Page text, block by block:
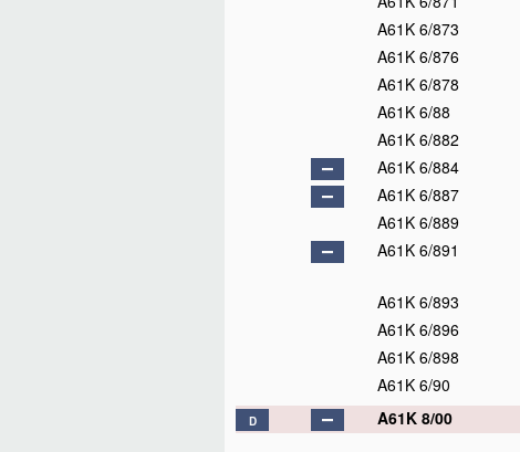
A61K 6/873
A61K 6/876
A61K 6/878
A61K 6/88
A61K 6/882
A61K 6/884
A61K 6/887
A61K 6/889
A61K 6/891
A61K 6/893
A61K 6/896
A61K 6/898
A61K 6/90
D A61K 8/00